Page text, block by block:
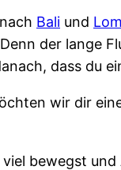
Bali und
der lange
dass du
wir dir
bewegst